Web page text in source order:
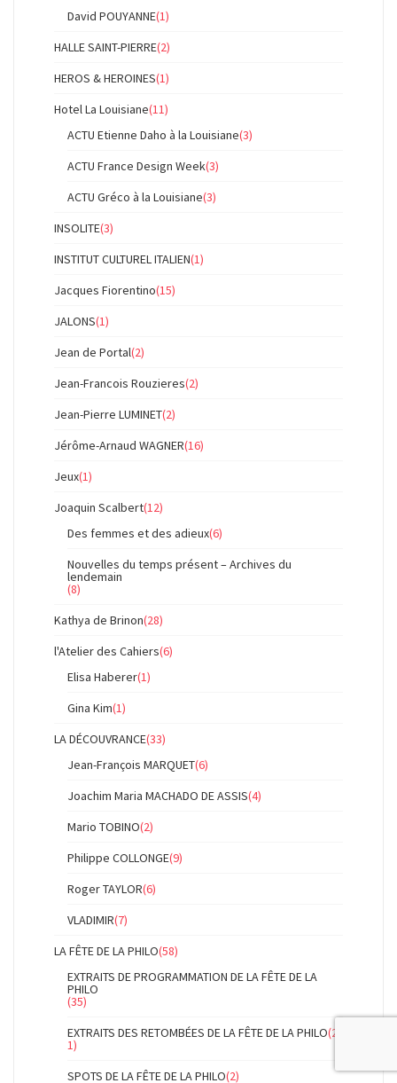
David POUYANNE(1)
HALLE SAINT-PIERRE(2)
HEROS & HEROINES(1)
Hotel La Louisiane(11)
ACTU Etienne Daho à la Louisiane(3)
ACTU France Design Week(3)
ACTU Gréco à la Louisiane(3)
INSOLITE(3)
INSTITUT CULTUREL ITALIEN(1)
Jacques Fiorentino(15)
JALONS(1)
Jean de Portal(2)
Jean-Francois Rouzieres(2)
Jean-Pierre LUMINET(2)
Jérôme-Arnaud WAGNER(16)
Jeux(1)
Joaquin Scalbert(12)
Des femmes et des adieux(6)
Nouvelles du temps présent – Archives du
lendemain
(8)
Kathya de Brinon(28)
l'Atelier des Cahiers(6)
Elisa Haberer(1)
Gina Kim(1)
LA DÉCOUVRANCE(33)
Jean-François MARQUET(6)
Joachim Maria MACHADO DE ASSIS(4)
Mario TOBINO(2)
Philippe COLLONGE(9)
Roger TAYLOR(6)
VLADIMIR(7)
LA FÊTE DE LA PHILO(58)
EXTRAITS DE PROGRAMMATION DE LA FÊTE DE LA
PHILO
(35)
EXTRAITS DES RETOMBÉES DE LA FÊTE DE LA PHILO(2
1)
SPOTS DE LA FÊTE DE LA PHILO(2)